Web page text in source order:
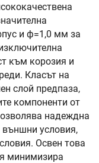
и ф=1,0 мм за
към корозия и
Класът на
слой предпаза,
компоненти от
надеждна
външни условия,
Освен това
минимизира